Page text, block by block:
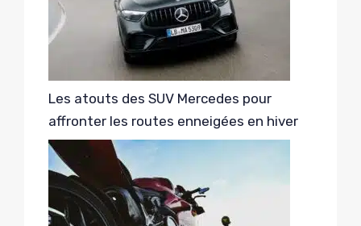
Les atouts des SUV Mercedes pour
affronter les routes enneigées en hiver